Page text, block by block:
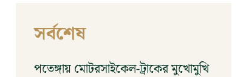
সর্বশেষ
পতেঙ্গায় মোটরসাইকেল-ট্রাকের মুখোমুখি